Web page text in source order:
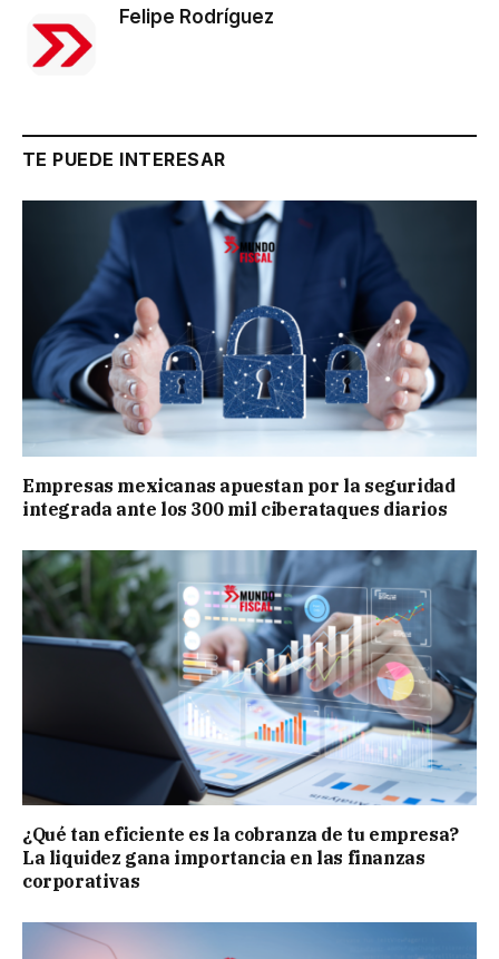
Felipe Rodríguez
TE PUEDE INTERESAR
Empresas mexicanas apuestan por la seguridad
integrada ante los 300 mil ciberataques diarios
¿Qué tan eficiente es la cobranza de tu empresa?
La liquidez gana importancia en las finanzas
corporativas